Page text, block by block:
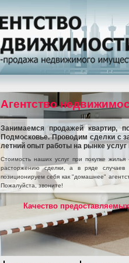
Агентство
Занимаемся продажей квартир,
Подмосковье. Проводим сделки с
летний опыт работы на рынке
Стоимость наших услуг при покупке
расторжению сделки, а в ряде
позиционируем себя как "домашнее"
Пожалуйста, звоните!
Качество